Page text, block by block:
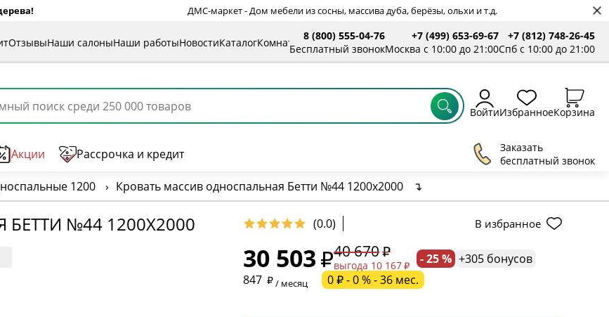
ДМС-маркет - Дом мебели из сосны, массива дуба, берёзы, ольхи и т.д.
ОтзывыНаши салоныНаши работыНовостиКаталогКомнаты
8 (800) 555-04-76
Бесплатный звонок
+7 (499) 653-69-67
Москва с 10:00 до 21:00
+7 (812) 748-26-45
Спб с 10:00 до 21:00
ВойтиИзбранноеКорзина
Акции Рассрочка и кредит
Заказать
бесплатный звонок
1200 › Кровать массив односпальная Бетти №44 1200х2000 ↴
№44 1200Х2000 (0.0) В избранное
30 503 40 670
выгода 10 167 - 25 % +305 бонусов
847
/ месяц 0 ₽ - 0 % - 36 мес.
* обязательное поле